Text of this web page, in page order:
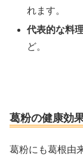
れます。
代表的な料理
ど。
葛粉の健康効
葛粉にも葛根由